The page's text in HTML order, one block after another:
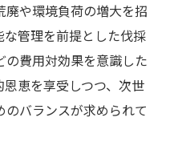
進む現場改善事例
る税活用の成果
対効果を考える視点
れる仕組みを解説
廃や環境負荷の増大を招
な管理を前提とした伐採
費用対効果を意識した
恵を享受しつつ、次世
バランスが求められて